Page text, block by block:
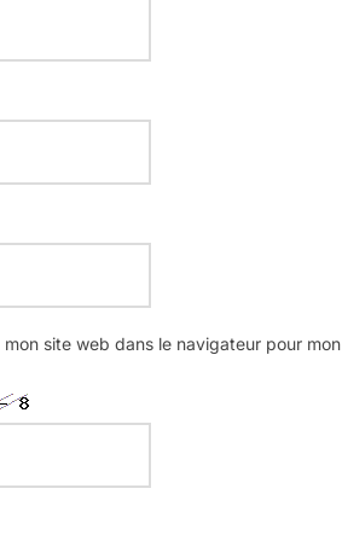
site web dans le navigateur pour